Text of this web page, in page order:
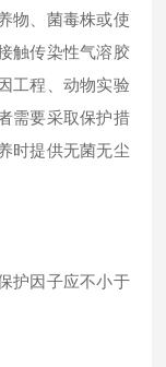
物、菌毒株或使
触传染性气溶胶
工程、动物实验
需要采取保护措
时提供无菌无尘
护因子应不小于